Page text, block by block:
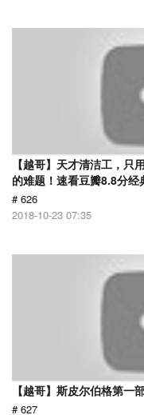
【越哥】天才清洁工，只
的难题！速看豆瓣8.8分经
# 626
2018-10-23 07:35
【越哥】斯皮尔伯格第一
# 627